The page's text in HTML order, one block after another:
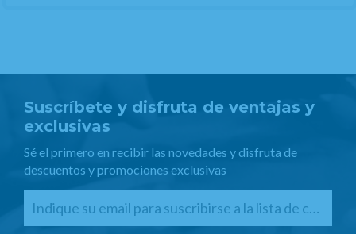
Suscríbete y disfruta de ventajas y
exclusivas
Sé el primero en recibir las novedades y disfruta de
descuentos y promociones exclusivas